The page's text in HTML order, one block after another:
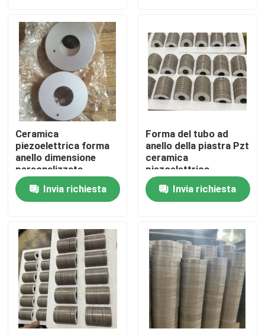
Prodotti
Circa noi
Giro della fabbrica
Controllo di qualità
Contattici
Trasduttore ad ultrasuoni pulizia
Trasduttore ad ultrasuoni ad alta potenza
Trasduttore ultrasonico di multi frequenza
Ceramica
piezoelettrica forma
anello dimensione
personalizzata
Invia richiesta
Forma del tubo ad
anello della piastra Pzt
ceramica
piezoelettrica
Invia richiesta